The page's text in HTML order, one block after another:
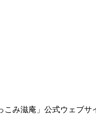
み滋庵」公式ウェブサ